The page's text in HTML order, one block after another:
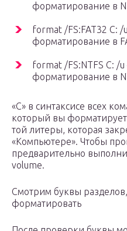
форматирование в
format /FS:FAT32 С:
форматирование в
format /FS:NTFS С: /
форматирование в
«C» в синтаксисе всех
который вы
той литеры, которая
«Компьютере». Чтобы
предварительно
volume.
Смотрим буквы
форматировать